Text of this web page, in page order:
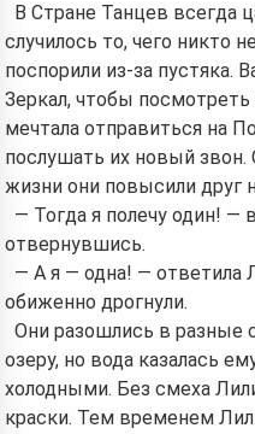
В Стране Танцев всегда
случилось то, чего никто
поспорили из-за пустяка.
Зеркал, чтобы
мечтала отправиться на
послушать их новый звон.
жизни они повысили друг
— Тогда я полечу один! —
отвернувшись.
— А я — одна! — ответила
обиженно дрогнули.
Они разошлись в разные
озеру, но вода казалась
холодными. Без смеха
краски. Тем временем